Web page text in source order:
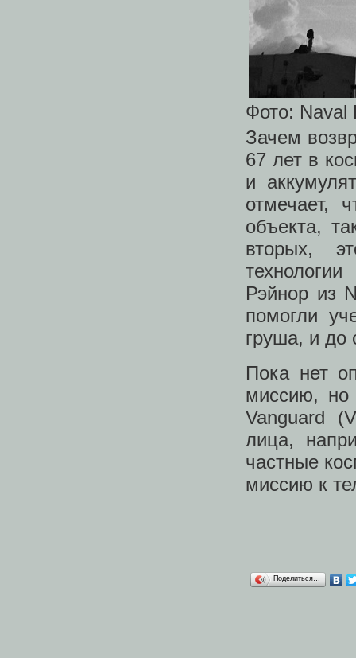
Фото: Naval
Зачем
67 лет в
и
отмечает,
объекта,
вторых,
Рэйнор из
помогли
груша, и до
Пока нет
миссию, но
Vanguard
лица,
частные
миссию к
Поделиться…